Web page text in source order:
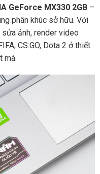
GeForce MX330 2GB–
phân khúc sở hữu. Với
ảnh, render video
CS:GO, Dota 2 ở thiết
mà.